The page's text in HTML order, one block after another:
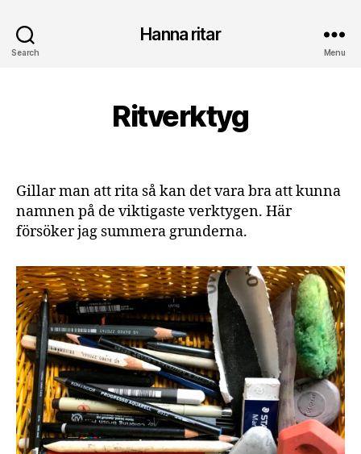
Search
Hanna ritar
Menu
R
T
I
K
O
N
S
T
O
R
D
L
I
S
T
A
Ritverktyg
y
H
n
a
/
0
0
2
3
Gillar man att rita så kan det vara bra att kunna
namnen på de viktigaste verktygen. Här
försöker jag summera grunderna.